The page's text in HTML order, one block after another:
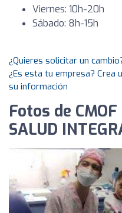
Viernes: 10h-20h
Sábado: 8h-15h
¿Quieres solicitar un
¿Es esta tu empresa?
su información
Fotos de CMOF
SALUD